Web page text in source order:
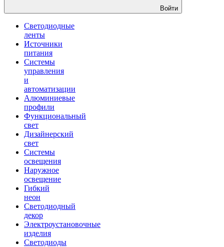
Войти
Светодиодные
ленты
Источники
питания
Системы
управления
и
автоматизации
Алюминиевые
профили
Функциональный
свет
Дизайнерский
свет
Системы
освещения
Наружное
освещение
Гибкий
неон
Светодиодный
декор
Электроустановочные
изделия
Светодиоды